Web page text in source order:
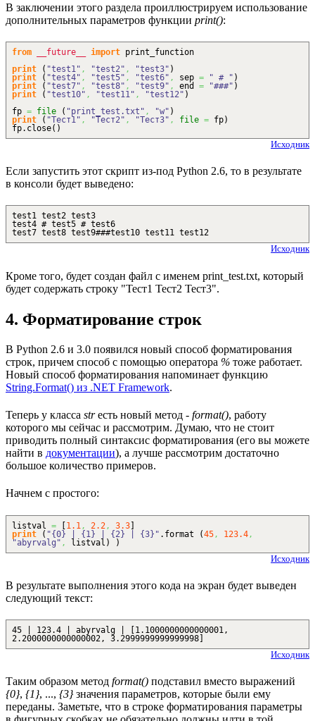
В заключении этого раздела проиллюстрируем использование
дополнительных параметров функции print():
from __future__ import print_function
print
( "test1" , "test2" , "test3" )
print
( "test4" , "test5" , "test6" , sep = " # " )
print
( "test7" , "test8" , "test9" , end = "###" )
print
( "test10" , "test11" , "test12" )
fp = file ( "print_test.txt" , "w" )
print
( "Тест1" , "Тест2" , "Тест3" , file = fp)
fp. close( )
Исходник
Если запустить этот скрипт из-под Python 2.6, то в результате
в консоли будет выведено:
test1 test2 test3
test4 # test5 # test6
test7 test8 test9###test10 test11 test12
Исходник
Кроме того, будет создан файл с именем print_test.txt, который
будет содержать строку "Тест1 Тест2 Тест3".
4. Форматирование строк
В Python 2.6 и 3.0 появился новый способ форматирования
строк, причем способ с помощью оператора % тоже работает.
Новый способ форматирования напоминает функцию
String.Format() из .NET Framework.
Теперь у класса strесть новый метод - format(), работу
которого мы сейчас и рассмотрим. Думаю, что не стоит
приводить полный синтаксис форматирования (его вы можете
найти в документации), а лучше рассмотрим достаточно
большое количество примеров.
Начнем с простого:
listval = [1.1 , 2.2 , 3.3]
print
( "{0} | {1} | {2} | {3}" . format (45 , 123.4 ,
"abyrvalg" , listval ) )
Исходник
В результате выполнения этого кода на экран будет выведен
следующий текст:
45 | 123.4 | abyrvalg | [1.1000000000000001,
2.2000000000000002, 3.2999999999999998]
Исходник
Таким образом метод format() подставил вместо выражений
{0}, {1}, ..., {3}значения параметров, которые были ему
переданы. Заметьте, что в строке форматирования параметры